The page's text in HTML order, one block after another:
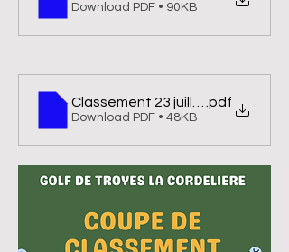
Download PDF • 90KB
Classement 23 juillet .pdf
Download PDF • 48KB